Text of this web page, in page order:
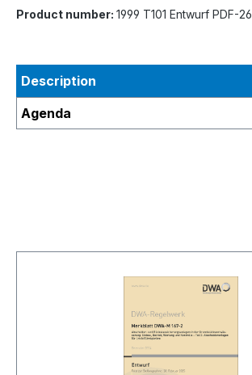
Product number: 1999 T101 Entwurf PDF-26
Description
Agenda